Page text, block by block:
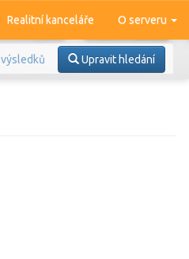
Realitní kanceláře O serveru
výsledků Upravit hledání